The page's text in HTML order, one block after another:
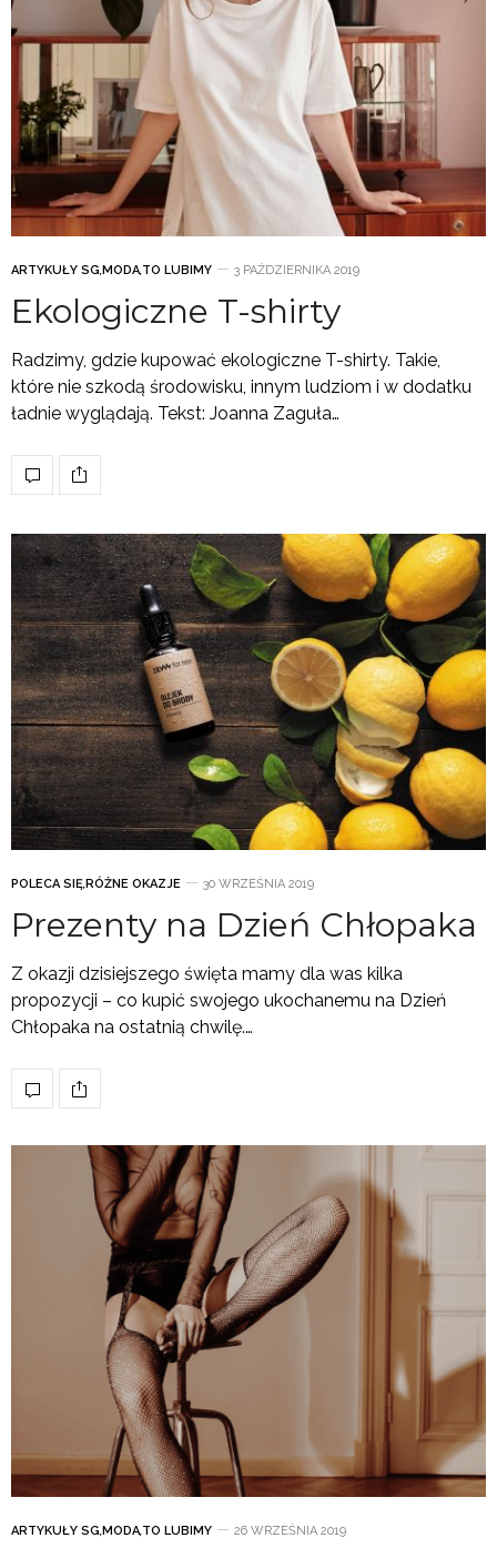
ARTYKUŁY SG,MODA,TO LUBIMY 3 PAŹDZIERNIKA 2019
Ekologiczne T-shirty
Radzimy, gdzie kupować ekologiczne T-shirty. Takie,
które nie szkodą środowisku, innym ludziom i w dodatku
ładnie wyglądają. Tekst: Joanna Zaguła…
POLECA SIĘ,RÓŻNE OKAZJE 30 WRZEŚNIA 2019
Prezenty na Dzień Chłopaka
Z okazji dzisiejszego święta mamy dla was kilka
propozycji – co kupić swojego ukochanemu na Dzień
Chłopaka na ostatnią chwilę.…
ARTYKUŁY SG MODA TO LUBIMY 26 WRZEŚNIA 2019